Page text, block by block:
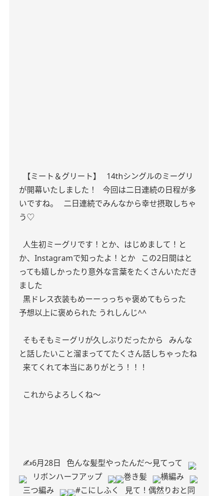
【ミート＆グリート】
14thシングルのミーグリ
が開幕いたしました！
今回は二日連続の日程が多
いですね。
二日連続でみんなから幸せ摂取しちゃ
う♡
人生初ミーグリです！とか、はじめまして！と
か、Instagramで知ったよ！とか
この2日間はと
っても嬉しかったり意外な言葉をたくさんいただき
ました
黒ドレス衣装もめーーっっちゃ褒めてもらった
予想以上に褒められた うれしんじ^^
そもそもミーグリが久しぶりだったから
みんな
と話したいこと溜まっててたくさん話しちゃったね
来てくれて本当にありがとう！！！
これからよろしくね〜
✍️6月28日
色んな髪型やったんだ〜見てって
リボンハーフアップ
巻き髪
横編み
三つ編み
#こにしふく
見て！偶然りおと同